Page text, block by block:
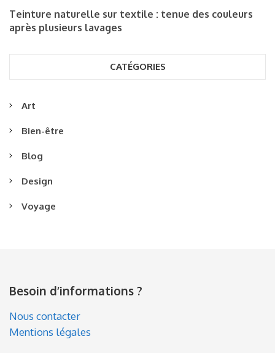
Teinture naturelle sur textile : tenue des couleurs
après plusieurs lavages
CATÉGORIES
Art
Bien-être
Blog
Design
Voyage
Besoin d’informations ?
Nous contacter
Mentions légales